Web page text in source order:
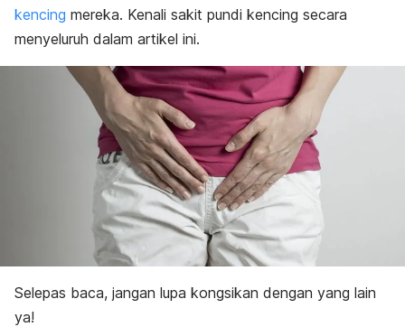
Kesimpulan
kencing mereka. Kenali sakit pundi kencing secara
menyeluruh dalam artikel ini.
Selepas baca, jangan lupa kongsikan dengan yang lain
ya!